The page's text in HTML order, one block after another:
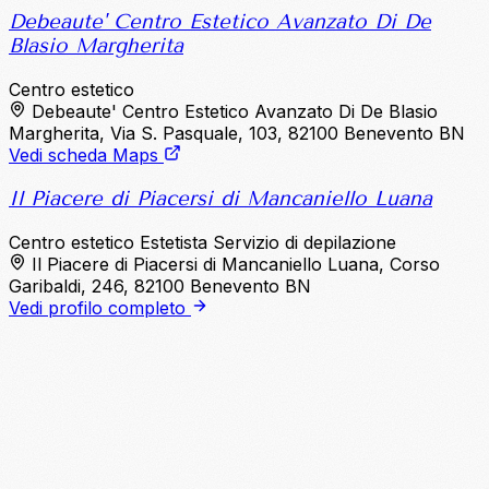
Debeaute' Centro Estetico Avanzato Di De
Blasio Margherita
Centro estetico
Debeaute' Centro Estetico Avanzato Di De Blasio
Margherita, Via S. Pasquale, 103, 82100 Benevento BN
Vedi scheda Maps
Il Piacere di Piacersi di Mancaniello Luana
Centro estetico Estetista Servizio di depilazione
Il Piacere di Piacersi di Mancaniello Luana, Corso
Garibaldi, 246, 82100 Benevento BN
Vedi profilo completo